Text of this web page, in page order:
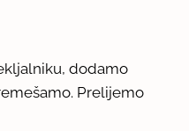
dodamo
Prelijemo